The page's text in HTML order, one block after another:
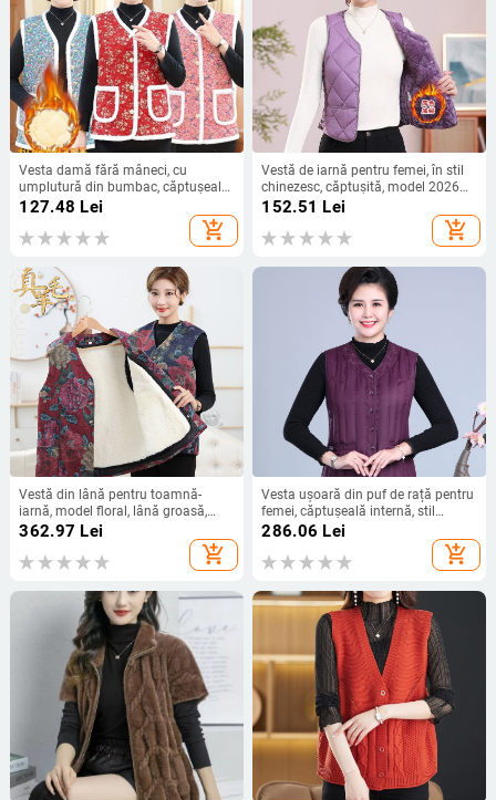
Vesta damă fără mâneci, cu
umplutură din bumbac, căptușeală
fleece, model floral, decolteu în V
127.48 Lei
add_shopping_cart
Vestă de iarnă pentru femei, în stil
chinezesc, căptușită, model 2026
pentru femei de vârstă mijlocie și
152.51 Lei
add_shopping_cart
Vestă din lână pentru toamnă-
iarnă, model floral, lână groasă,
închidere cu nasturi pe un rând,
căptușeală cu blană integrată,
căptușeală interioară detașabilă
362.97 Lei
add_shopping_cart
Vesta ușoară din puf de rață pentru
femei, căptușeală internă, stil
cardigan, decolteu în V, croială
286.06 Lei
add_shopping_cart